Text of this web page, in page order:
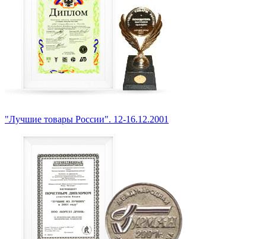
"Лучшие товары России". 12-16.12.2001